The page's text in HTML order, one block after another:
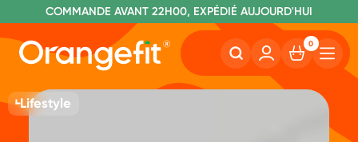
SANS LACTOSE ET SUCRALOSE
COMMANDE AVANT 22H00, EXPÉDIÉ AUJOURD'HUI
LIVRAISON GRATUITE À PARTIR DE 60€
0
Lifestyle